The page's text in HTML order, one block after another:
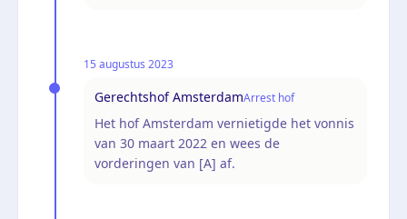
15 augustus 2023
Gerechtshof AmsterdamArrest hof
Het hof Amsterdam vernietigde het vonnis
van 30 maart 2022 en wees de
vorderingen van [A] af.